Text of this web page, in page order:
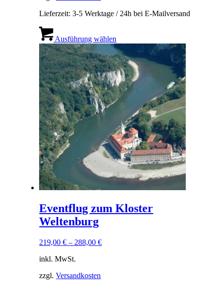
Lieferzeit:3-5 Werktage / 24h bei E-Mailversand
Ausführung wählen
weist
mehrere
Varianten
auf.
Die
Optionen
können
der
Produktseite
gewählt
werden
Eventflug zum Kloster
Weltenburg
219,00€ – 288,00€
inkl. MwSt.
zzgl.Versandkosten